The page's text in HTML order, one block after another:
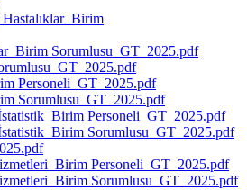
Sorumlusu_GT_2025.pdf
Personeli_GT_2025.pdf
Sorumlusu_GT_2025.pdf
Personeli_GT_2025.pdf
Sorumlusu_GT_2025.pdf
Personeli_GT_2025.pdf
Sorumlusu_GT_2025.pdf